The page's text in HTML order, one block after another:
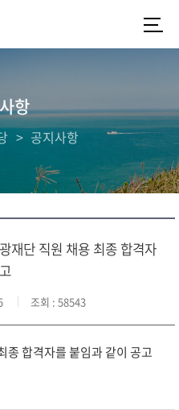
항
공지사항
재단 직원 채용 최종 합격자
조회 : 58543
종 합격자를 붙임과 같이 공고